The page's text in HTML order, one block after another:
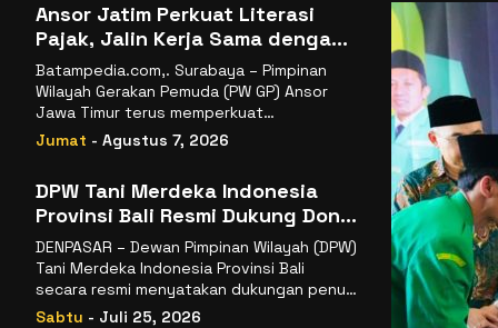
Ansor Jatim Perkuat Literasi
Pajak, Jalin Kerja Sama dengan
DJP se-Jatim
Batampedia.com,. Surabaya – Pimpinan
Wilayah Gerakan Pemuda (PW GP) Ansor
Jawa Timur terus memperkuat
komitmennya dalam membangun
kemandirian ekonomi
Jumat - Agustus 7, 2026
DPW Tani Merdeka Indonesia
Provinsi Bali Resmi Dukung Don
Muzakir Mengisi Jabatan Wakil
Menteri Pertanian RI
DENPASAR – Dewan Pimpinan Wilayah (DPW)
Tani Merdeka Indonesia Provinsi Bali
secara resmi menyatakan dukungan penuh
kepada Ketua Umum
Sabtu - Juli 25, 2026